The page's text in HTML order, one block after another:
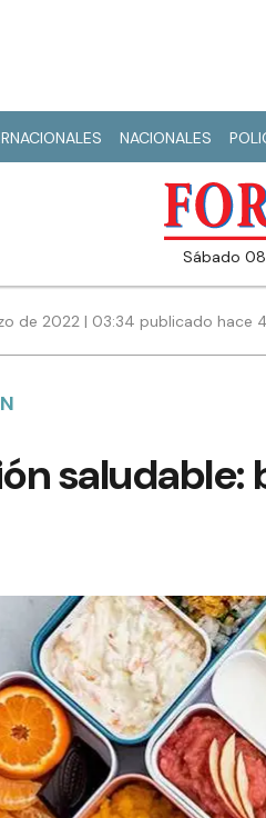
NACIONALES
sábado
de 2022 | 03:34 publicado hace
saludable: